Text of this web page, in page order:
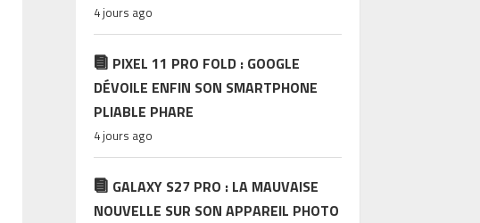
4 jours ago
PIXEL 11 PRO FOLD : GOOGLE
DÉVOILE ENFIN SON SMARTPHONE
PLIABLE PHARE
4 jours ago
GALAXY S27 PRO : LA MAUVAISE
NOUVELLE SUR SON APPAREIL PHOTO